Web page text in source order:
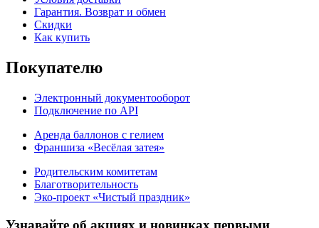
Гарантия. Возврат и обмен
Скидки
Как купить
Покупателю
Электронный документооборот
Подключение по API
Аренда баллонов с гелием
Франшиза «Весёлая затея»
Родительским комитетам
Благотворительность
Эко-проект «Чистый праздник»
Узнавайте об акциях и новинках первыми